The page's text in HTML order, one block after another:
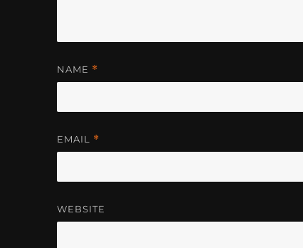
NAME *
EMAIL *
WEBSITE